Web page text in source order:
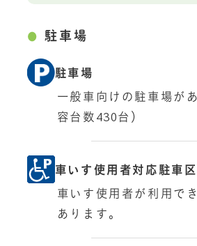
駐車場
駐車場
一般車向けの駐車場が
容台数430台）
車いす使用者対応駐車
車いす使用者が利用で
あります。